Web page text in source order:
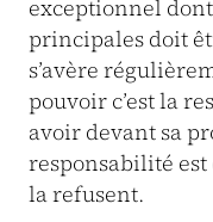
exceptionnel
principales doit
s’avère
pouvoir c’est la
avoir devant sa
responsabilité
la refusent.